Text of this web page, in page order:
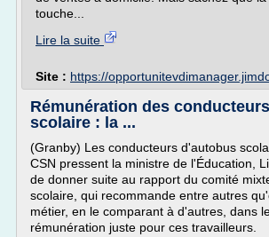
touche...
Lire la suite
Site : https://
Rémunération des
scolaire : la ...
(Granby) Les conducteurs d'autobus
CSN pressent la ministre de l'Éducation,
de donner suite au rapport du comité
scolaire, qui recommande entre autres
métier, en le comparant à d'autres, dans
rémunération juste pour ces travailleurs.